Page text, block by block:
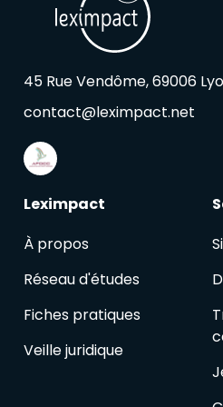
45 Rue Vendôme, 69006
contact@leximpact.net
Leximpact
À propos
Réseau d'études
Fiches pratiques
Veille juridique